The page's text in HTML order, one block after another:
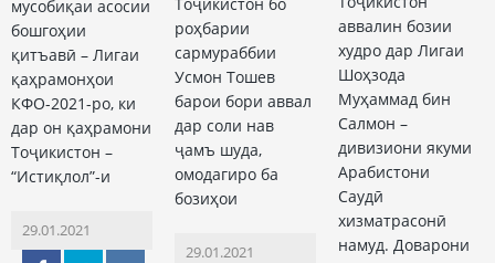
мусобиқаи асосии
бошгоҳии
қитъавӣ – Лигаи
қаҳрамонҳои
КФО-2021-ро, ки
дар он қаҳрамони
Тоҷикистон –
“Истиқлол”-и
29.01.2021
роҳбарии
сармураббии
Усмон Тошев
барои бори аввал
дар соли нав
ҷамъ шуда,
омодагиро ба
бозиҳои
29.01.2021
аввалин бозии
худро дар Лигаи
Шоҳзода
Муҳаммад бин
Салмон –
дивизиони якуми
Арабистони
Саудӣ
хизматрасонӣ
намуд. Доварони